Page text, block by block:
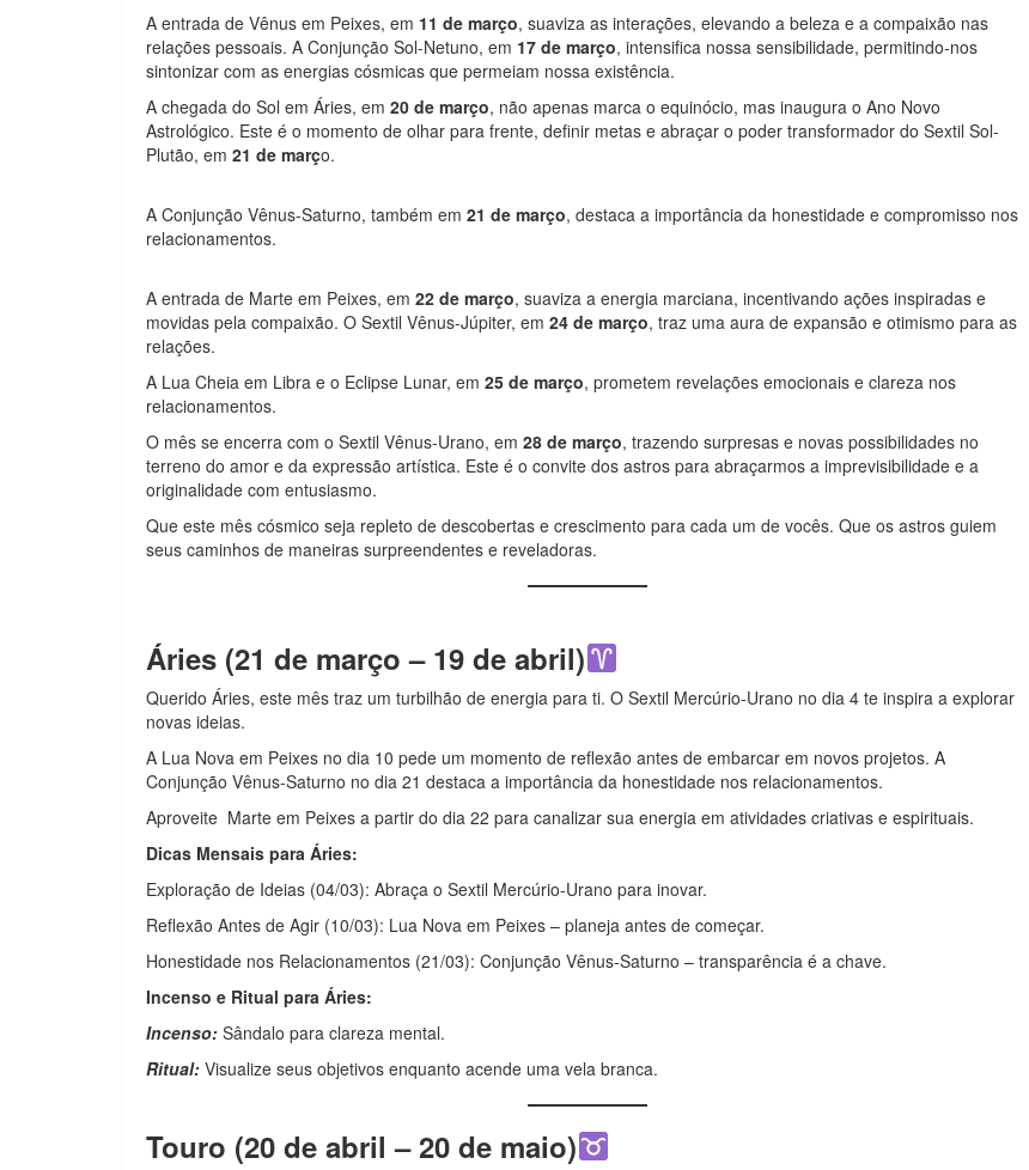
A entrada de Vênus em Peixes, em 11 de março, suaviza as interações, elevando a beleza e a compaixão nas
relações pessoais. A Conjunção Sol-Netuno, em 17 de março, intensifica nossa sensibilidade, permitindo-nos
sintonizar com as energias cósmicas que permeiam nossa existência.
A chegada do Sol em Áries, em 20 de março, não apenas marca o equinócio, mas inaugura o Ano Novo
Astrológico. Este é o momento de olhar para frente, definir metas e abraçar o poder transformador do Sextil Sol-
Plutão, em 21 de março.
A Conjunção Vênus-Saturno, também em 21 de março, destaca a importância da honestidade e compromisso nos
relacionamentos.
A entrada de Marte em Peixes, em 22 de março, suaviza a energia marciana, incentivando ações inspiradas e
movidas pela compaixão. O Sextil Vênus-Júpiter, em 24 de março, traz uma aura de expansão e otimismo para as
relações.
A Lua Cheia em Libra e o Eclipse Lunar, em 25 de março, prometem revelações emocionais e clareza nos
relacionamentos.
O mês se encerra com o Sextil Vênus-Urano, em 28 de março, trazendo surpresas e novas possibilidades no
terreno do amor e da expressão artística. Este é o convite dos astros para abraçarmos a imprevisibilidade e a
originalidade com entusiasmo.
Que este mês cósmico seja repleto de descobertas e crescimento para cada um de vocês. Que os astros guiem
seus caminhos de maneiras surpreendentes e reveladoras.
Áries (21 de março – 19 de abril)
Querido Áries, este mês traz um turbilhão de energia para ti. O Sextil Mercúrio-Urano no dia 4 te inspira a explorar
novas ideias.
A Lua Nova em Peixes no dia 10 pede um momento de reflexão antes de embarcar em novos projetos. A
Conjunção Vênus-Saturno no dia 21 destaca a importância da honestidade nos relacionamentos.
Aproveite Marte em Peixes a partir do dia 22 para canalizar sua energia em atividades criativas e espirituais.
Dicas Mensais para Áries:
Exploração de Ideias (04/03): Abraça o Sextil Mercúrio-Urano para inovar.
Reflexão Antes de Agir (10/03): Lua Nova em Peixes – planeja antes de começar.
Honestidade nos Relacionamentos (21/03): Conjunção Vênus-Saturno – transparência é a chave.
Incenso e Ritual para Áries:
Incenso: Sândalo para clareza mental.
Ritual: Visualize seus objetivos enquanto acende uma vela branca.
Touro (20 de abril – 20 de maio)